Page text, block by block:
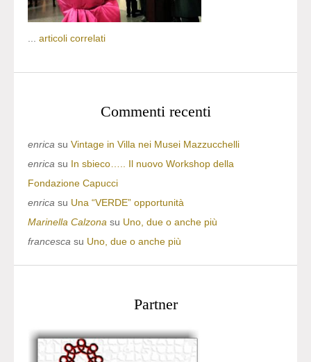
articoli correlati
Commenti recenti
enrica su Vintage in Villa nei Musei Mazzucchelli
enrica su In sbieco….. Il nuovo Workshop della
Fondazione Capucci
enrica su Una “VERDE” opportunità
Marinella Calzona su Uno, due o anche più
francesca su Uno, due o anche più
Partner